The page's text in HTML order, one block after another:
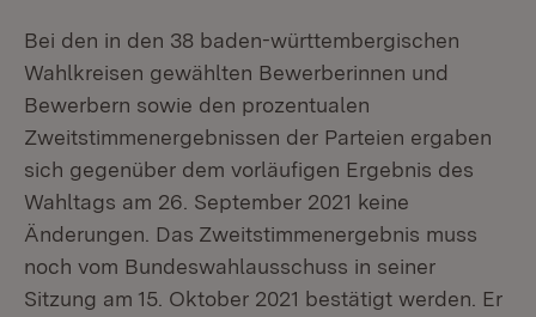
Bei den in den 38 baden-württembergischen
Wahlkreisen gewählten Bewerberinnen und
Bewerbern sowie den prozentualen
Zweitstimmenergebnissen der Parteien ergaben
sich gegenüber dem vorläufigen Ergebnis des
Wahltags am 26. September 2021 keine
Änderungen. Das Zweitstimmenergebnis muss
noch vom Bundeswahlausschuss in seiner
Sitzung am 15. Oktober 2021 bestätigt werden. Er